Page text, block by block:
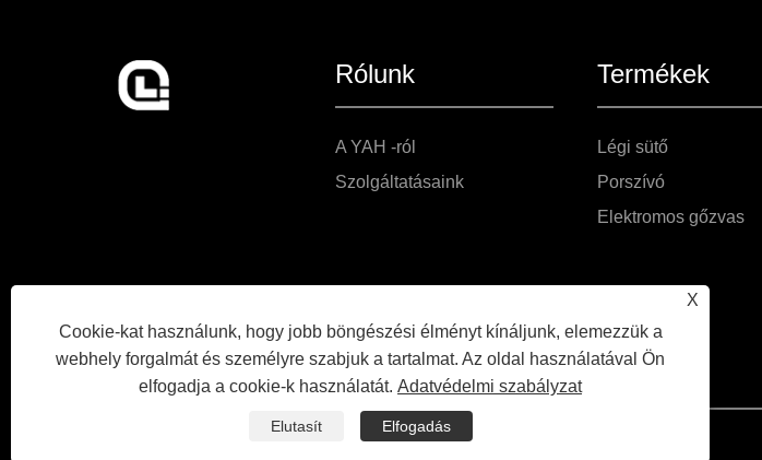
Rólunk
A YAH -ról
Szolgáltatásaink
Termékek
Légi sütő
Porszívó
Elektromos gőzvas
Copyright © 2025 Ningbo Yah Technology Co., Ltd. Minden jog fenntartva.
X
Cookie-kat használunk, hogy jobb böngészési élményt kínáljunk, elemezzük a
webhely forgalmát és személyre szabjuk a tartalmat. Az oldal használatával Ön
elfogadja a cookie-k használatát. Adatvédelmi szabályzat
Elutasít Elfogadás